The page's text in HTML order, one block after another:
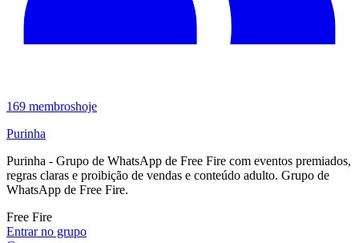
169 membroshoje
Purinha
Purinha - Grupo de WhatsApp de Free Fire com eventos premiados,
regras claras e proibição de vendas e conteúdo adulto. Grupo de
WhatsApp de Free Fire.
Free Fire
Entrar no grupo